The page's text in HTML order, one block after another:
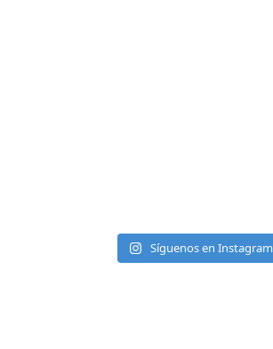
Síguenos en Instagram